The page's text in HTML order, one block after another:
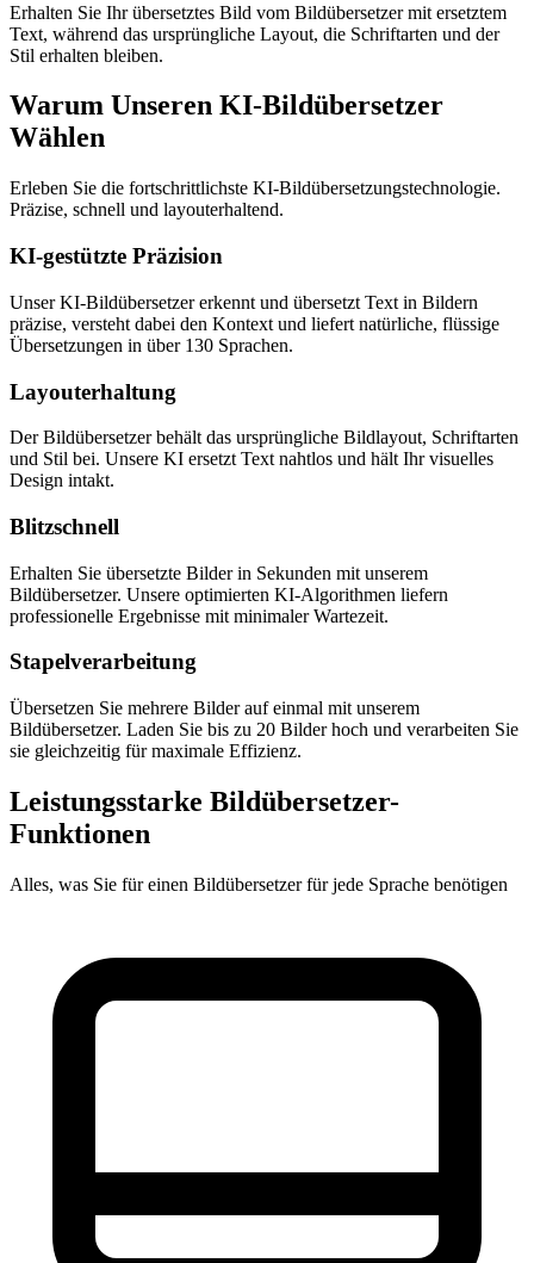
Erhalten Sie Ihr übersetztes Bild vom Bildübersetzer mit ersetztem
Text, während das ursprüngliche Layout, die Schriftarten und der
Stil erhalten bleiben.
Warum Unseren KI-Bildübersetzer
Wählen
Erleben Sie die fortschrittlichste KI-Bildübersetzungstechnologie.
Präzise, schnell und layouterhaltend.
KI-gestützte Präzision
Unser KI-Bildübersetzer erkennt und übersetzt Text in Bildern
präzise, versteht dabei den Kontext und liefert natürliche, flüssige
Übersetzungen in über 130 Sprachen.
Layouterhaltung
Der Bildübersetzer behält das ursprüngliche Bildlayout, Schriftarten
und Stil bei. Unsere KI ersetzt Text nahtlos und hält Ihr visuelles
Design intakt.
Blitzschnell
Erhalten Sie übersetzte Bilder in Sekunden mit unserem
Bildübersetzer. Unsere optimierten KI-Algorithmen liefern
professionelle Ergebnisse mit minimaler Wartezeit.
Stapelverarbeitung
Übersetzen Sie mehrere Bilder auf einmal mit unserem
Bildübersetzer. Laden Sie bis zu 20 Bilder hoch und verarbeiten Sie
sie gleichzeitig für maximale Effizienz.
Leistungsstarke Bildübersetzer-
Funktionen
Alles, was Sie für einen Bildübersetzer für jede Sprache benötigen